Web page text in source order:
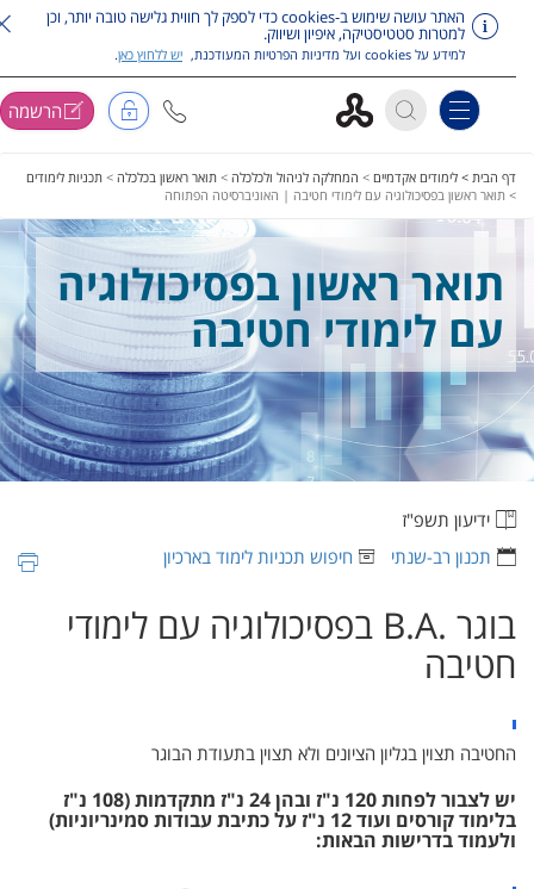
האתר עושה שימוש ב-cookies כדי לספק לך חווית גלישה טובה יותר, וכן
למטרות סטטיסטיקה, איפיון ושיווק.
למידע על cookies ועל מדיניות הפרטיות המעודכנת, יש ללחוץ כאן .
Toggle navigation הרשמה
דף הבית >לימודים אקדמיים>המחלקה לניהול ולכלכלה>תואר ראשון בכלכלה>תכניות לימודים
תואר ראשון בפסיכולוגיה עם לימודי חטיבה | האוניברסיטה הפתוחה
תואר ראשון בפסיכולוגיה
עם לימודי חטיבה
ידיעון תשפ"ז
תכנון רב-שנתי
חיפוש תכניות לימוד בארכיון
בוגר ‏B.A.‎ בפסיכולוגיה עם לימודי
חטיבה
החטיבה תצוין בגליון הציונים ולא תצוין בתעודת הבוגר
יש לצבור לפחות 120 נ"ז ובהן 24 נ"ז מתקדמות (108 נ"ז
בלימוד קורסים ועוד 12 נ"ז על כתיבת עבודות סמינריוניות)
ולעמוד בדרישות הבאות: